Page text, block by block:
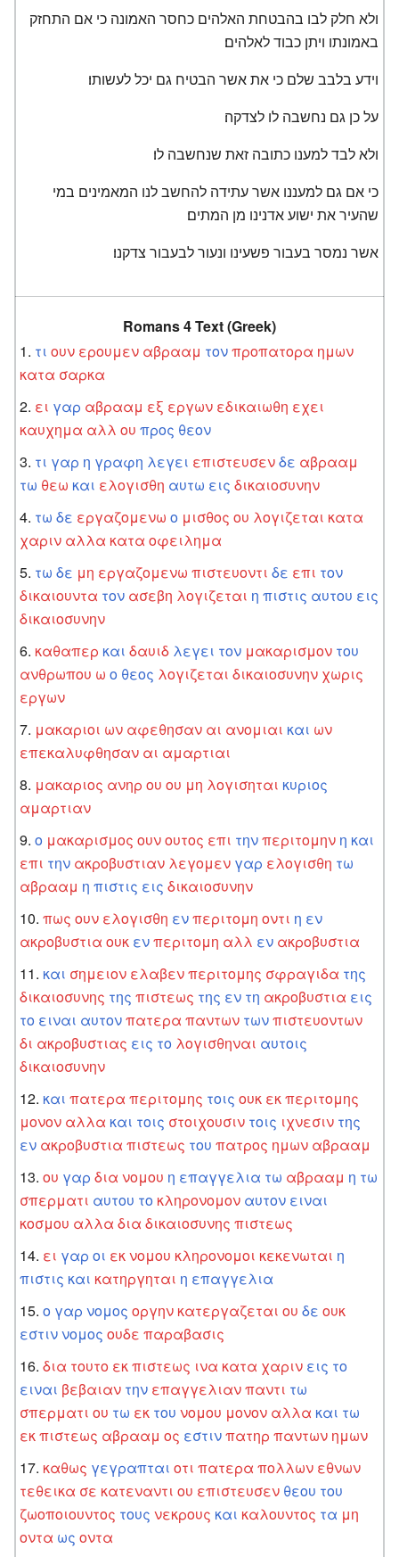
ולא חלק לבו בהבטחת האלהים כחסר האמונה כי אם התחזק
באמונתו ויתן כבוד לאלהים׃
וידע בלבב שלם כי את אשר הבטיח גם יכל לעשותו׃
על כן גם נחשבה לו לצדקה׃
ולא לבד למענו כתובה זאת שנחשבה לו׃
כי אם גם למעננו אשר עתידה להחשב לנו המאמינים במי
שהעיר את ישוע אדנינו מן המתים׃
אשר נמסר בעבור פשעינו ונעור לבעבור צדקנו׃
Romans 4 Text (Greek)
τι ουν ερουμεν αβρααμ τονπροπατορα ημων
κατα σαρκα
ει γαρ αβρααμ εξ εργων εδικαιωθη εχει
καυχημα αλλ ου προς θεον
τι γαρ η γραφη λεγει επιστευσενδε αβρααμ
τω θεω και ελογισθη αυτω εις δικαιοσυνην
τω δε εργαζομενω ο μισθος ου λογιζεται κατα
χαριν αλλα κατα οφειλημα
τω δε μη εργαζομενω πιστευοντι δε επι τον
δικαιουντα τον ασεβη λογιζεται η πιστις αυτου εις
δικαιοσυνην
καθαπερ και δαυιδ λεγει τον μακαρισμον του
ανθρωπου ω ο θεος λογιζεται δικαιοσυνην χωρις
εργων
μακαριοι ων αφεθησαν αι ανομιαι και ων
επεκαλυφθησαν αι αμαρτιαι
μακαριος ανηρ ου ου μη λογισηται κυριος
αμαρτιαν
ο μακαρισμος ουνουτος επι τηνπεριτομην η και
επι την ακροβυστιαν λεγομεν γαρ ελογισθη τω
αβρααμ η πιστις εις δικαιοσυνην
πως ουν ελογισθη ενπεριτομη οντι η εν
ακροβυστια ουκ ενπεριτομη αλλ εν ακροβυστια
και σημειον ελαβενπεριτομης σφραγιδα της
δικαιοσυνης της πιστεως της εν τη ακροβυστια εις
το ειναι αυτονπατερα παντων τωνπιστευοντων
δι ακροβυστιας εις το λογισθηναι αυτοις
δικαιοσυνην
και πατερα περιτομης τοις ουκ εκπεριτομης
μονον αλλα και τοις στοιχουσιν τοις ιχνεσιν της
εν ακροβυστια πιστεως του πατρος ημων αβρααμ
ου γαρ δια νομου η επαγγελια τω αβρααμ η τω
σπερματι αυτου το κληρονομον αυτον ειναι
κοσμου αλλα δια δικαιοσυνης πιστεως
ει γαρ οι εκνομου κληρονομοι κεκενωται η
πιστις και κατηργηται η επαγγελια
ο γαρ νομος οργην κατεργαζεται ου δε ουκ
εστιννομος ουδε παραβασις
δια τουτο εκπιστεως ινα κατα χαριν εις το
ειναι βεβαιαν την επαγγελιανπαντι τω
σπερματι ου τω εκ του νομου μονον αλλα και τω
εκπιστεως αβρααμ ος εστινπατηρ παντων ημων
καθως γεγραπται οτι πατερα πολλων εθνων
τεθεικα σε κατεναντι ου επιστευσεν θεου του
ζωοποιουντος τους νεκρους και καλουντος τα μη
οντα ως οντα